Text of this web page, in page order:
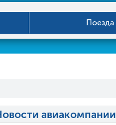
Поезда
авиакомпании